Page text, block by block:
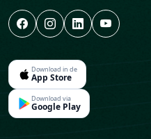
Download in de
App Store
Download via
Google Play